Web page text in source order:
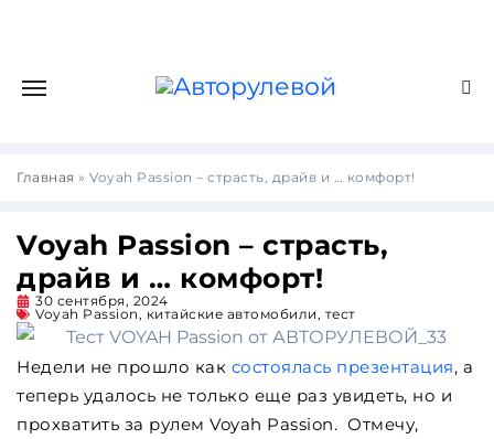
Главная » Voyah Passion – страсть, драйв и … комфорт!
Voyah Passion – страсть,
драйв и … комфорт!
30 сентября, 2024
Voyah Passion, китайские автомобили, тест
Недели не прошло как состоялась презентация, а
теперь удалось не только еще раз увидеть, но и
прохватить за рулем Voyah Passion. Отмечу,